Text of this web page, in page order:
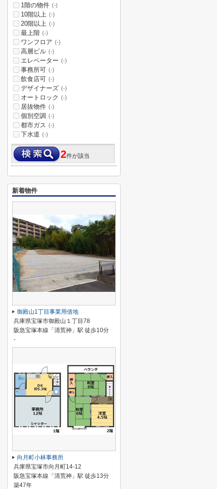
1階の物件 (-)
10階以上 (-)
20階以上 (-)
最上階 (-)
ワンフロア (-)
高層ビル (-)
エレベーター (-)
事務所可 (-)
飲食店可 (-)
デザイナーズ (-)
オートロック (-)
居抜物件 (-)
個別空調 (-)
都市ガス (-)
下水道 (-)
2件が該当
新着物件
御殿山1丁目事業用借地
兵庫県宝塚市御殿山１丁目78
阪急宝塚本線「清荒神」駅 徒歩10分
-
向月町小林事務所
兵庫県宝塚市向月町14-12
阪急宝塚本線「清荒神」駅 徒歩13分
築47年